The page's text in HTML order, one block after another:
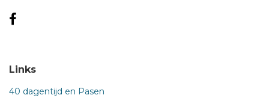
Links
40 dagentijd en Pasen